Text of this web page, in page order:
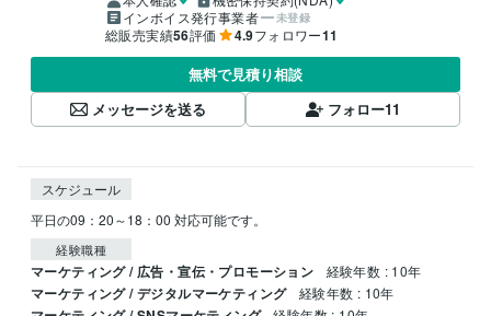
インボイス発行事業者
未登録
総販売実績56評価 4.9フォロワー11
無料で見積り相談
メッセージを送る
フォロー11
スケジュール
平日の09：20～18：00 対応可能です。
経験職種
マーケティング / 広告・宣伝・プロモーション 経験年数 : 10年
マーケティング / デジタルマーケティング 経験年数 : 10年